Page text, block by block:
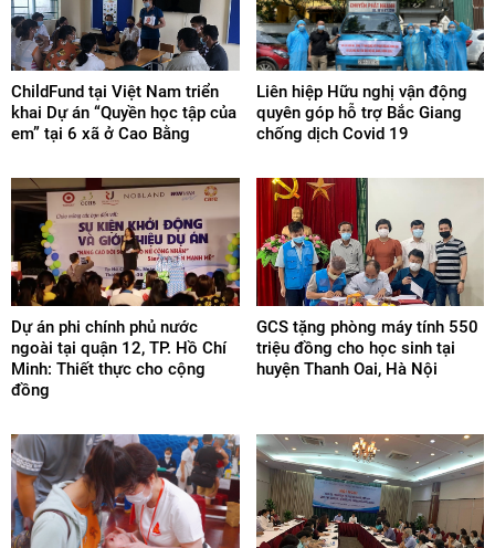
ChildFund tại Việt Nam triển
khai Dự án “Quyền học tập của
em” tại 6 xã ở Cao Bằng
Liên hiệp Hữu nghị vận động
quyên góp hỗ trợ Bắc Giang
chống dịch Covid 19
Dự án phi chính phủ nước
ngoài tại quận 12, TP. Hồ Chí
Minh: Thiết thực cho cộng
đồng
GCS tặng phòng máy tính 550
triệu đồng cho học sinh tại
huyện Thanh Oai, Hà Nội